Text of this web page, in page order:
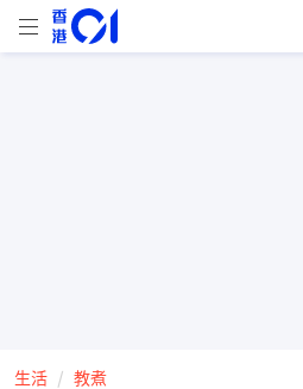
生活 教煮